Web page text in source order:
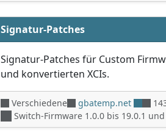
Signatur-Patches
Signatur-Patches für Custom
und konvertierten XCIs.
Verschiedene gbatemp.net
Switch-Firmware 1.0.0 bis 19.0.1